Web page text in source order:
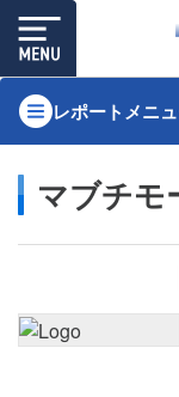
レポートメニ
マブチモ